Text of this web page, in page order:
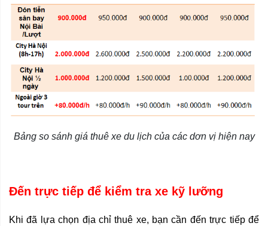
Bảng so sánh giá thuê xe du lịch của các dơn vị hiện nay
Đến trực tiếp để kiểm tra xe kỹ lưỡng
Khi đã lựa chọn địa chỉ thuê xe, bạn cần đến trực tiếp để